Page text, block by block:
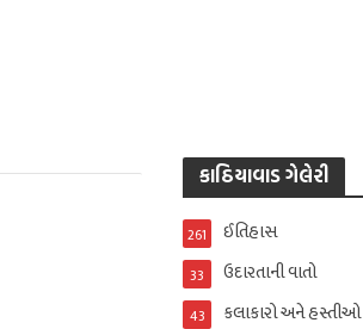
કાઠિયાવાડ ગેલેરી
ઈતિહાસ
261
ઉદારતાની વાતો
33
કલાકારો અને હસ્તીઓ
43